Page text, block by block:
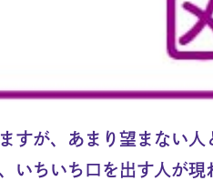
すが、あまり望まない
いちいち口を出す人が